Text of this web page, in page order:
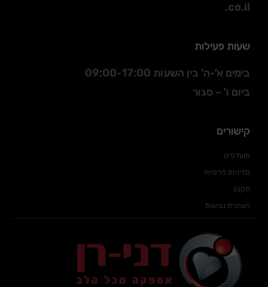
.co.il
שעות פעילות
בימים א'-ה' בין השעות 09:00-17:00
ביום ו' – סגור
קישורים
מועדפים
מדיניות פרטיות
תקנון
הצהרת נגישות